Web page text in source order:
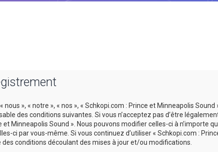
», « notre », « nos », « Schkopi.com : Prince et Minneapolis Sound
des conditions suivantes. Si vous n’acceptez pas d’être
Minneapolis Sound ». Nous pouvons modifier celles-ci à n’importe
ci par vous-même. Si vous continuez d’utiliser « Schkopi.com :
conditions découlant des mises à jour et/ou modifications.